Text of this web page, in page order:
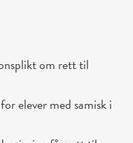
om rett til
elever med samisk i